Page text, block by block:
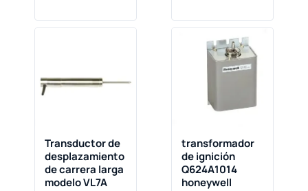
Transductor de
desplazamiento
de carrera larga
modelo VL7A
transformador
de ignición
Q624A1014
honeywell